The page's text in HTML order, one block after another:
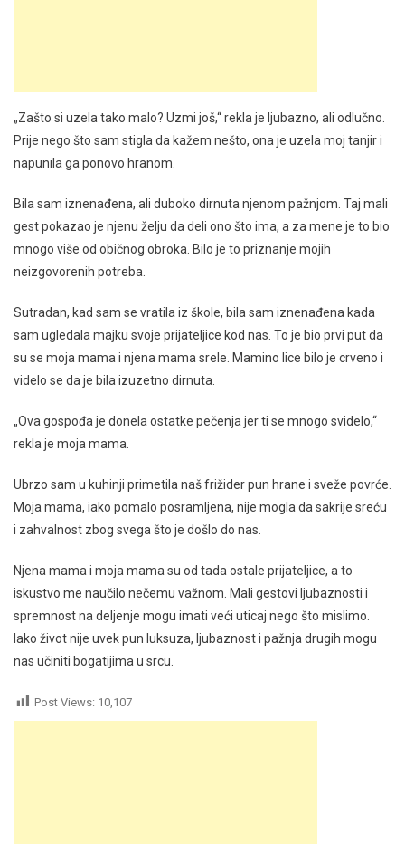
„Zašto si uzela tako malo? Uzmi još,“ rekla je ljubazno, ali odlučno.
Prije nego što sam stigla da kažem nešto, ona je uzela moj tanjir i
napunila ga ponovo hranom.
Bila sam iznenađena, ali duboko dirnuta njenom pažnjom. Taj mali
gest pokazao je njenu želju da deli ono što ima, a za mene je to bio
mnogo više od običnog obroka. Bilo je to priznanje mojih
neizgovorenih potreba.
Sutradan, kad sam se vratila iz škole, bila sam iznenađena kada
sam ugledala majku svoje prijateljice kod nas. To je bio prvi put da
su se moja mama i njena mama srele. Mamino lice bilo je crveno i
videlo se da je bila izuzetno dirnuta.
„Ova gospođa je donela ostatke pečenja jer ti se mnogo svidelo,“
rekla je moja mama.
Ubrzo sam u kuhinji primetila naš frižider pun hrane i sveže povrće.
Moja mama, iako pomalo posramljena, nije mogla da sakrije sreću
i zahvalnost zbog svega što je došlo do nas.
Njena mama i moja mama su od tada ostale prijateljice, a to
iskustvo me naučilo nečemu važnom. Mali gestovi ljubaznosti i
spremnost na deljenje mogu imati veći uticaj nego što mislimo.
Iako život nije uvek pun luksuza, ljubaznost i pažnja drugih mogu
nas učiniti bogatijima u srcu.
Post Views: 10,107